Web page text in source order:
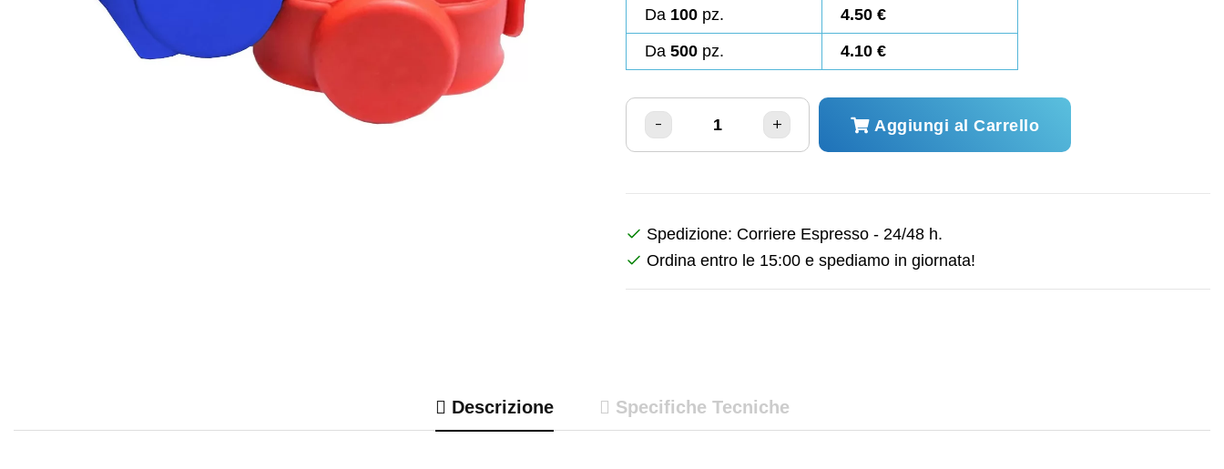
Da 100 pz.
4.50 €
Da 500 pz. 4.10 €
Aggiungi al Carrello
Spedizione: Corriere Espresso - 24/48 h.
Ordina entro le 15:00 e spediamo in giornata!
Descrizione Specifiche Tecniche